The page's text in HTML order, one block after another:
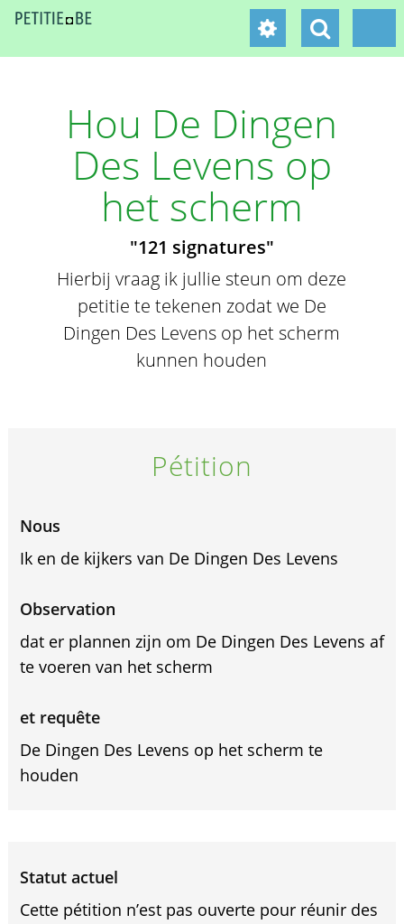
Hou De Dingen
Des Levens op
het scherm
"121 signatures"
Hierbij vraag ik jullie steun om deze
petitie te tekenen zodat we De
Dingen Des Levens op het scherm
kunnen houden
Pétition
Nous
Ik en de kijkers van De Dingen Des Levens
Observation
dat er plannen zijn om De Dingen Des Levens af
te voeren van het scherm
et requête
De Dingen Des Levens op het scherm te
houden
Statut actuel
Cette pétition n’est pas ouverte pour réunir des